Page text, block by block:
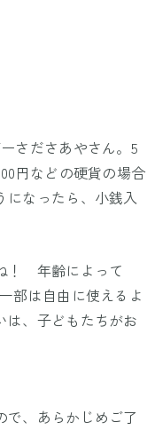
さださあやさん。5
円などの硬貨の場合
になったら、小銭入
！ 年齢によって
部は自由に使えるよ
は、子どもたちがお
、あらかじめご了